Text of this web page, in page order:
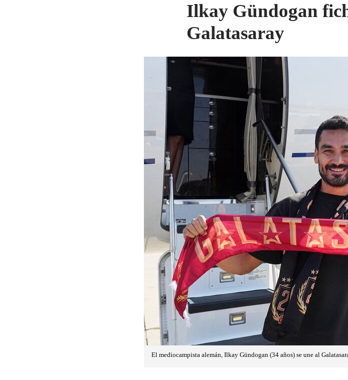
Ilkay Gündogan
Galatasaray
El mediocampista alemán, Ilkay Gündogan (34 años) se une al